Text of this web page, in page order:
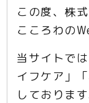
この度、株
こころわの
当サイトで
イフケア」
しております